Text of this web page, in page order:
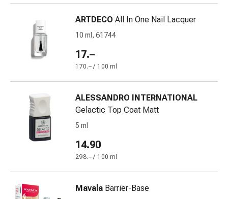
Anti-
Wurmmittel
Rezeptpflichtige
Arzneimittel
Rezeptpflichtige
Arzneimittel
Vaginalbeschwerden
Menstruation
Wechseljahre
Vaginalgesundheit
&
Vitamine
ARTDECO All In One Nail Lacquer
10 ml, 61744
17.–
170.– / 100 ml
ALESSANDRO INTERNATIONAL
Gelactic Top Coat Matt
5 ml
14.90
298.– / 100 ml
Mavala Barrier-Base